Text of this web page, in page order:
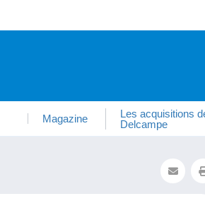
Magazine
Les acquisitions
Delcampe